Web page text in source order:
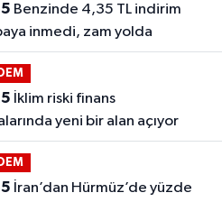
inmedi, zam yolda
yeni bir alan açıyor